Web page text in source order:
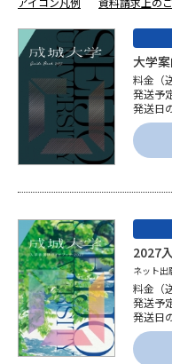
オープンキャンパスな
オープンキャンパス検索
来場型・Web型イベント特集
受験
志望校・出願校を調べる
併願校選び
大学案
料金（
発送予
発送日
2027
ネット出
料金（
発送予
発送日